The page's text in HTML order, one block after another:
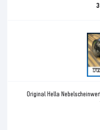
Original Hella